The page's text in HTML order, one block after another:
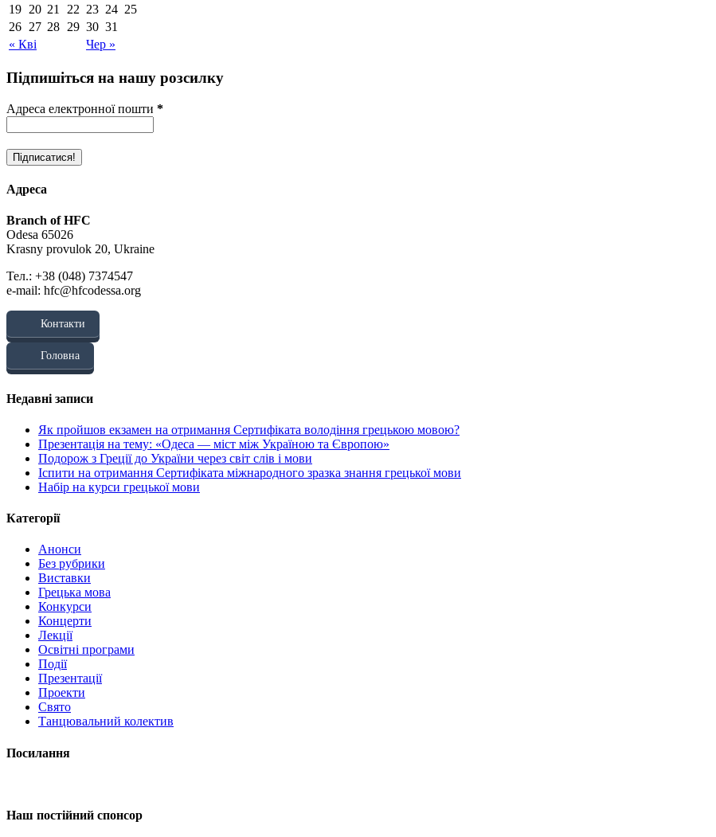
« Кві Чер »
19 20 21 22 23 24 25
26 27 28 29 30 31
Підпишіться на нашу розсилку
Адреса електронної пошти *
Адреса
Branch of HFC
Odesa 65026
Krasny provulok 20, Ukraine
Тел.: +38 (048) 7374547
e-mail: hfc@hfcodessa.org
Контакти
Головна
Недавні записи
Як пройшов екзамен на отримання Сертифіката володіння грецькою мовою?
Презентація на тему: «Одеса — міст між Україною та Європою»
Подорож з Греції до України через світ слів і мови
Іспити на отримання Сертифіката міжнародного зразка знання грецької мови
Набір на курси грецької мови
Категорії
Анонси
Без рубрики
Виставки
Грецька мова
Конкурси
Концерти
Лекції
Освітні програми
Події
Презентації
Проекти
Свято
Танцювальний колектив
Посилання
Наш постійний спонсор